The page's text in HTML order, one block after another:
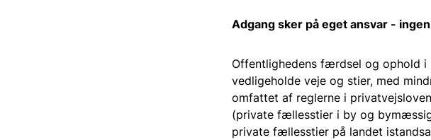
Adgang sker på eget ansvar -
Offentlighedens færdsel og ophold i
vedligeholde veje og stier, med
omfattet af reglerne i
(private fællesstier i by og
private fællesstier på landet